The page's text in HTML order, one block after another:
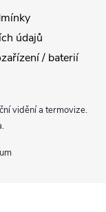
údajů
/ baterií
vidění a termovize.